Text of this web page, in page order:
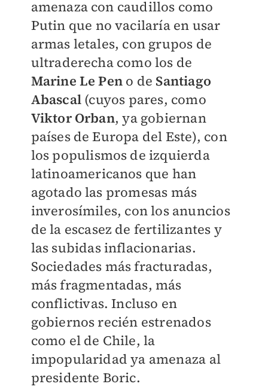
amenaza con caudillos como
Putin que no vacilaría en usar
armas letales, con grupos de
ultraderecha como los de
Marine Le Pen o de Santiago
Abascal(cuyos pares, como
Viktor Orban, ya gobiernan
países de Europa del Este), con
los populismos de izquierda
latinoamericanos que han
agotado las promesas más
inverosímiles, con los anuncios
de la escasez de fertilizantes y
las subidas inflacionarias.
Sociedades más fracturadas,
más fragmentadas, más
conflictivas. Incluso en
gobiernos recién estrenados
como el de Chile, la
impopularidad ya amenaza al
presidente Boric.